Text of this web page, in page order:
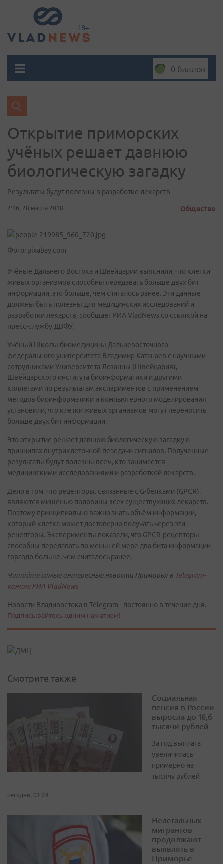
0 баллов
Открытие приморских
учёных решает давнюю
биологическую загадку
Результаты будут полезны в разработке лекарств
2:16, 28 марта 2018 Общество
Фото: pixabay.com
Учёные Дальнего Востока и Швейцарии выяснили, что клетки
живых организмов способны передавать больше двух бит
информации, это больше, чем считалось ранее. Эти данные
должны быть полезны для медицинских исследований и
разработки лекарств, сообщает РИА VladNews со ссылкой на
пресс-службу ДВФУ.
Учёный Школы биомедицины Дальневосточного
федерального университета Владимир Катанаев с научными
сотрудниками Университета Лозанны (Швейцария),
Швейцарского института биоинформатики и другими
коллегами по результатам экспериментов с применением
методов биоинформатики и компьютерного моделирования
установили, что клетки живых организмов могут переносить
больше двух бит информации.
Это открытие решает давнюю биологическую загадку о
принципах внутриклеточной передачи сигналов. Полученные
результаты будут полезны всем, кто занимается
медицинскими исследованиями и разработкой лекарств.
Дело в том, что рецепторы, связанные с G-белками (GPCR),
являются мишенью половины всех существующих лекарств.
Поэтому принципиально важно знать объём информации,
который клетка может достоверно получать через эти
рецепторы. Эксперименты показали, что GPCR-рецепторы
способны передавать по меньшей мере два бита информации -
гораздо больше, чем считалось ранее.
Читайте самые интересные новости Приморья в Telegram-
канале РИА VladNews
Новости Владивостока в Telegram - постоянно в течение дня.
Подписывайтесь одним нажатием!
Смотрите также
Социальная
пенсия в России
выросла до 16,6
тысячи рублей
За год выплата
увеличилась
примерно на
тысячу рублей
сегодня, 01:28
Нелегальных
мигрантов
продолжают
выявлять в
Приморье